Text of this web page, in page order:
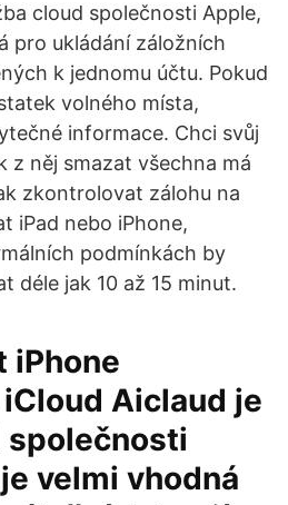
cloud společnosti Apple,
pro ukládání záložních
k jednomu účtu. Pokud
volného místa,
informace. Chci svůj
z něj smazat všechna má
zkontrolovat zálohu na
iPad nebo iPhone,
podmínkách by
déle jak 10 až 15 minut.
iPhone
Aiclaud je
společnosti
velmi vhodná